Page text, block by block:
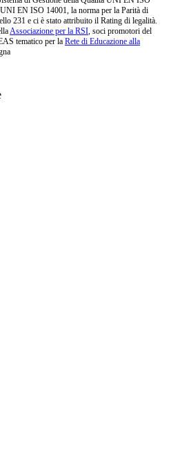
EN ISO 14001, la norma per la Parità di
231 e ci è stato attribuito il Rating di legalità.
Associazione per la RSI, soci promotori del
tematico per la Rete di Educazione alla